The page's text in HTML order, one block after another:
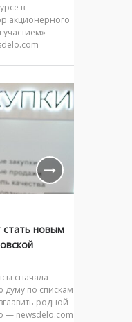
в
акционерного
новым
сначала
думу по спискам
родной
— newsdelo.com